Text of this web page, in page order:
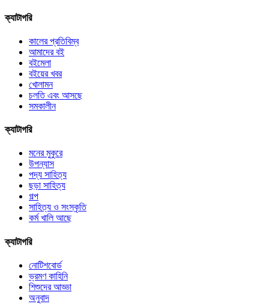
ক্যাটাগরি
কালের প্রতিবিম্ব
আমাদের বই
বইমেলা
বইয়ের খবর
খোলামন
চলতি এবং আসছে
সমকালীন
ক্যাটাগরি
মনের মুকুরে
উপন্যাস
পদ্য সাহিত্য
ছড়া সাহিত্য
গল্প
সাহিত্য ও সংস্কৃতি
কর্ম খালি আছে
ক্যাটাগরি
নোটিশবোর্ড
ভ্রমণ কাহিনি
শিশুদের আড্ডা
অনুবাদ